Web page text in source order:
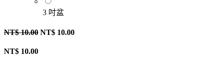
3 吋盆
NT$10.00 NT$ 10.00
NT$ 10.00